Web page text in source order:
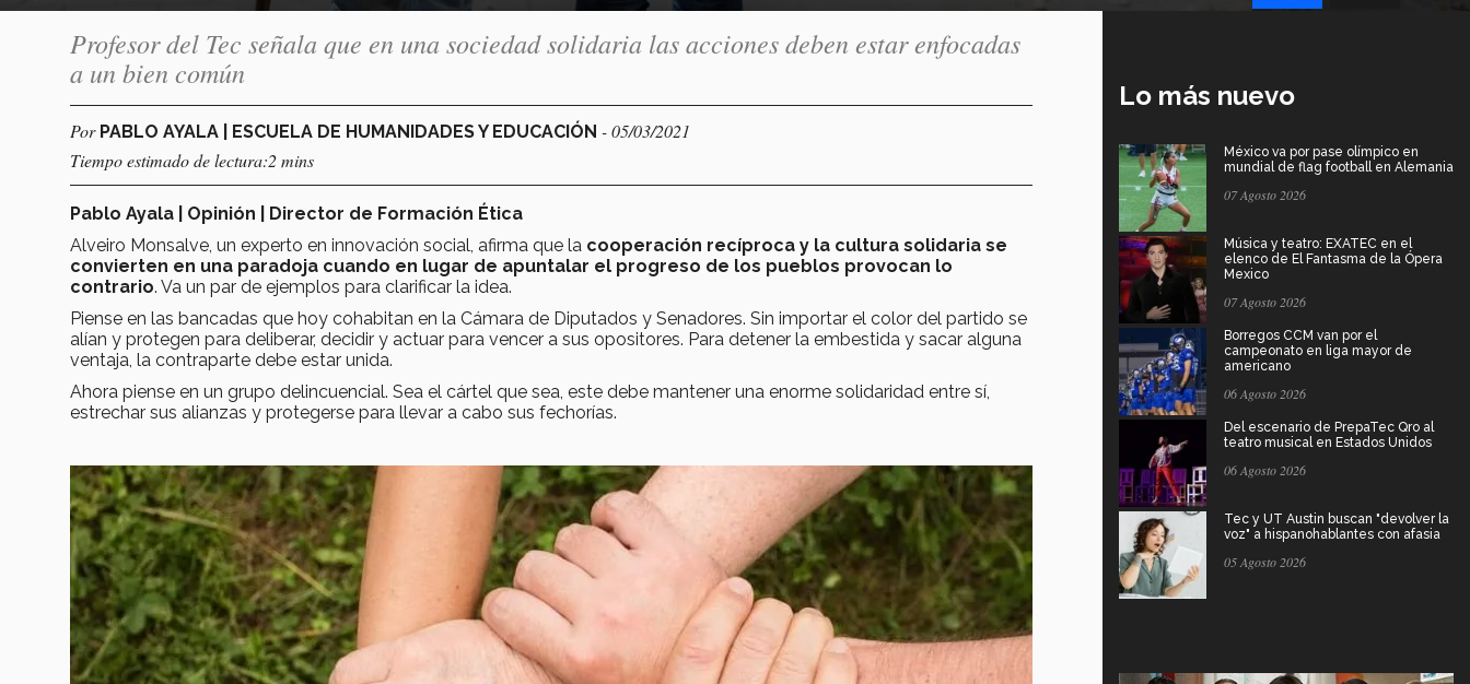
Profesor del Tec señala que en una sociedad solidaria las acciones deben estar enfocadas
a un bien común
Por PABLO AYALA | ESCUELA DE HUMANIDADES Y EDUCACIÓN - 05/03/2021
Tiempo estimado de lectura:2 mins
Pablo Ayala | Opinión | Director de Formación Ética
Alveiro Monsalve, un experto en innovación social, afirma que la cooperación recíproca y la cultura solidaria se
convierten en una paradoja cuando en lugar de apuntalar el progreso de los pueblos provocan lo
contrario. Va un par de ejemplos para clarificar la idea.
Piense en las bancadas que hoy cohabitan en la Cámara de Diputados y Senadores. Sin importar el color del partido se
alían y protegen para deliberar, decidir y actuar para vencer a sus opositores. Para detener la embestida y sacar alguna
ventaja, la contraparte debe estar unida.
Ahora piense en un grupo delincuencial. Sea el cártel que sea, este debe mantener una enorme solidaridad entre sí,
estrechar sus alianzas y protegerse para llevar a cabo sus fechorías.
Lo más nuevo
México va por pase olímpico en
mundial de flag football en Alemania
07 Agosto 2026
Música y teatro: EXATEC en el
elenco de El Fantasma de la Ópera
Mexico
07 Agosto 2026
Borregos CCM van por el
campeonato en liga mayor de
americano
06 Agosto 2026
Del escenario de PrepaTec Qro al
teatro musical en Estados Unidos
06 Agosto 2026
Tec y UT Austin buscan "devolver la
voz" a hispanohablantes con afasia
05 Agosto 2026